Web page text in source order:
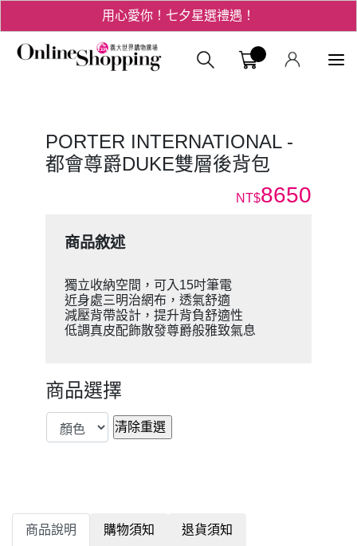
用心愛你！七夕星選禮遇！
3折起！德國工藝精品 AIGNER 流量款
爸氣十足 - 父親節精選專區義大購物
PORTER INTERNATIONAL -
都會尊爵DUKE雙層後背包
NT$8650
商品敘述
獨立收納空間，可入15吋筆電
近身處三明治網布，透氣舒適
減壓背帶設計，提升背負舒適性
低調真皮配飾散發尊爵般雅致氣息
商品選擇
商品說明 購物須知 退貨須知